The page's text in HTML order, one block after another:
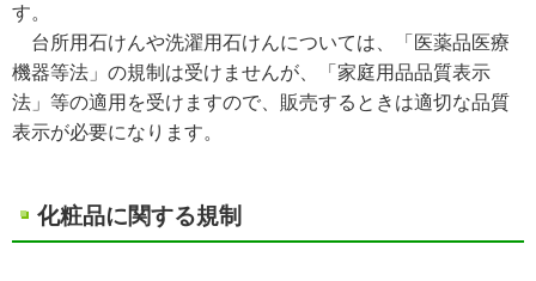
す。
台所用石けんや洗濯用石けんについては、「医薬品医療
機器等法」の規制は受けませんが、「家庭用品品質表示
法」等の適用を受けますので、販売するときは適切な品質
表示が必要になります。
化粧品に関する規制